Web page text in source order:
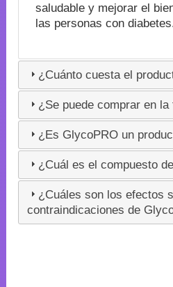
saludable y mejorar el
las personas con
¿Cuánto cuesta el
¿Se puede comprar en
¿Es GlycoPRO un
¿Cuál es el compuesto
¿Cuáles son los efectos
contraindicaciones de